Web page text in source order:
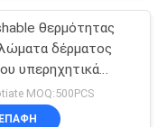
θερμότητας
δέρματος
υπερηχητικά
σε
περικοπή
MOQ:500PCS
ΕΠΑΦΉ